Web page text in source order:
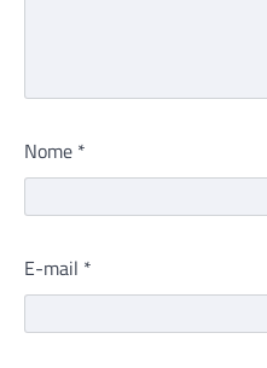
Nome *
E-mail *